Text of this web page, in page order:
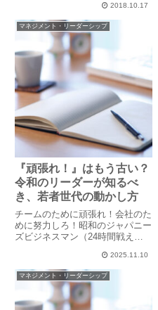
手持ちにはお札しかありませんで
した。「すみません。一万円札
で、ごめんなさいね。」そう言っ
て、荷物を届けてくれた宅配の男
性...
2018.10.17
マネジメント・リーダーシップ
『頑張れ！』はもう古い？
令和のリーダーが知るべ
き、若者世代の動かし方
チームのために頑張れ！会社のた
めに努力しろ！昭和のジャパニー
ズビジネスマン（24時間戦えま
けポジションや金銭的報酬で報わ
れるなどの思いから、この言葉に
違和感なく行動できる人が多かっ
たかもしれません。しかし、今
の...
2025.11.10
マネジメント・リーダーシップ